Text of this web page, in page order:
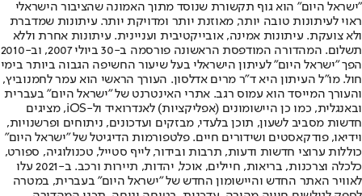
"ישראל היום" הוא גוף תקשורת שנוסד מתוך האמונה שהציבור הישראלי
ראוי לעיתונות טובה יותר, מאוזנת יותר ומדויקת יותר. עיתונות שמדברת
ולא צועקת. עיתונות אמינה, אובייקטיבית ועניינית. עיתונות אחרת וללא
תשלום. המהדורה המודפסת הראשונה פורסמה ב-30 ביולי 2007, וב-2010
הפך "ישראל היום" לעיתון הישראלי בעל שיעור החשיפה הגבוה ביותר בימי
חול. מו"ל העיתון היא ד"ר מרים אדלסון. העורך הראשי הוא עמר לחמנוביץ,
והעורך המייסד הוא עמוס רגב. אתרי האינטרנט של "ישראל היום" בעברית
ובאנגלית, כמו כן היישומונים (אפליקציות) לאנדרואיד ול-iOS, מציגים
חדשות מסביב לשעון, תוכן בלעדי, מבזקים ועדכונים, ניתוחים ופרשנויות,
וידיאו, פודקאסטים ושידורים חיים. פלטפורמות הדיגיטל של "ישראל היום"
כוללות ערוצי חדשות ודעות, תרבות ובידור, לייף סטייל, טכנולוגיה, ספורט,
כלכלה וצרכנות, בריאות, חיילים, אוכל, יהדות, תיירות ורכב. ב-2021 עלו
לאוויר האתר החדש והיישומון החדש של "ישראל היום" בעברית, במטרה